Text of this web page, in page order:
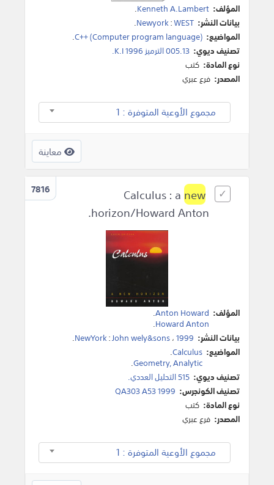
المؤلف: Kenneth A.Lambert
.
بيانات النشر:
Newyork:WEST
.
المواضيع: C++ (Computer program language)
.
تصنيف ديوي: 005.13 الترميز K.I 1996.
نوع المادة: كتب
المصدر: فرع عبري
مجموع الأوعية المتوفرة : 1
معاينة
7816
new
horizon/Howard Anton.
المؤلف: Anton Howard
.
Howard Anton
.
بيانات النشر:
NewYork:John wely&sons،1999
.
المواضيع: Calculus
.
Geometry, Analytic
.
تصنيف ديوي: 515 التحليل العددي.
تصنيف الكونجرس: QA303 A53 1999
نوع المادة: كتب
المصدر: فرع عبري
مجموع الأوعية المتوفرة : 1